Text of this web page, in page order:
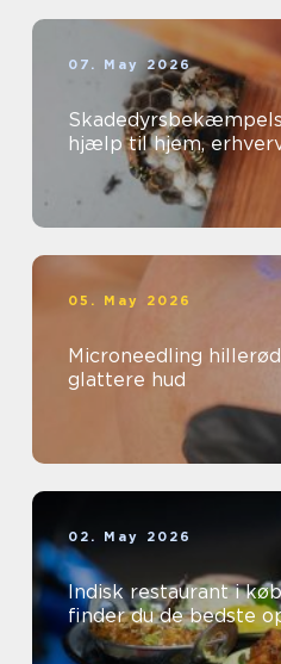
07. May 2026
Skadedyrsbekæmpelse
hjælp til hjem,
05. May 2026
Microneedling hillerød en skånsom vej til
glattere hud
02. May 2026
Indisk restaurant i
finder du de bedste